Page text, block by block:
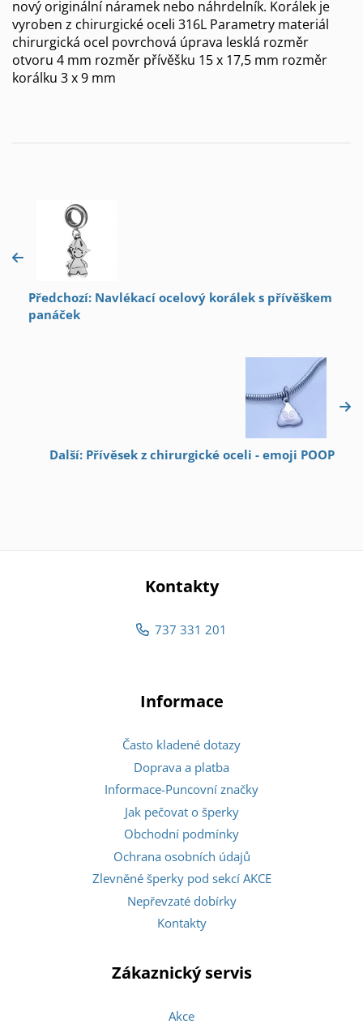
nový originální náramek nebo náhrdelník. Korálek je
vyroben z chirurgické oceli 316L Parametry materiál
chirurgická ocel povrchová úprava lesklá rozměr
otvoru 4 mm rozměr přívěšku 15 x 17,5 mm rozměr
korálku 3 x 9 mm
Předchozí: Navlékací ocelový korálek s přívěškem
panáček
Další: Přívěsek z chirurgické oceli - emoji POOP
Kontakty
737 331 201
Informace
Často kladené dotazy
Doprava a platba
Informace-Puncovní značky
Jak pečovat o šperky
Obchodní podmínky
Ochrana osobních údajů
Zlevněné šperky pod sekcí AKCE
Nepřevzaté dobírky
Kontakty
Zákaznický servis
Akce